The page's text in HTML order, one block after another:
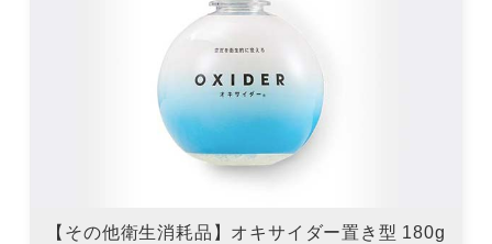
【その他衛生消耗品】オキサイダー置き型 180g